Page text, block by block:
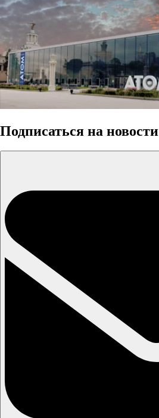
Подписаться на новости